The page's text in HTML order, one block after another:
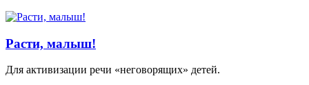
Расти, малыш!
Для активизации речи «неговорящих» детей.